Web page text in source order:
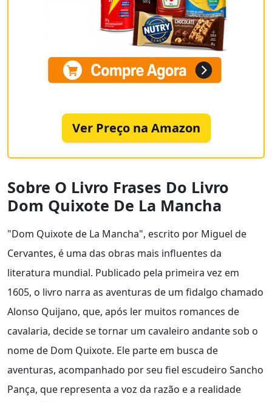
Ver Preço na Amazon
Sobre O Livro Frases Do Livro
Dom Quixote De La Mancha
"Dom Quixote de La Mancha", escrito por Miguel de
Cervantes, é uma das obras mais influentes da
literatura mundial. Publicado pela primeira vez em
1605, o livro narra as aventuras de um fidalgo chamado
Alonso Quijano, que, após ler muitos romances de
cavalaria, decide se tornar um cavaleiro andante sob o
nome de Dom Quixote. Ele parte em busca de
aventuras, acompanhado por seu fiel escudeiro Sancho
Pança, que representa a voz da razão e a realidade